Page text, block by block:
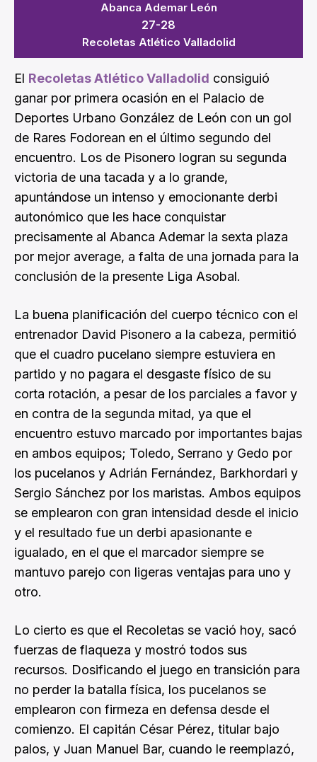
Abanca Ademar León
27-28
Recoletas Atlético Valladolid
El Recoletas Atlético Valladolid consiguió
ganar por primera ocasión en el Palacio de
Deportes Urbano González de León con un gol
de Rares Fodorean en el último segundo del
encuentro. Los de Pisonero logran su segunda
victoria de una tacada y a lo grande,
apuntándose un intenso y emocionante derbi
autonómico que les hace conquistar
precisamente al Abanca Ademar la sexta plaza
por mejor average, a falta de una jornada para la
conclusión de la presente Liga Asobal.
La buena planificación del cuerpo técnico con el
entrenador David Pisonero a la cabeza, permitió
que el cuadro pucelano siempre estuviera en
partido y no pagara el desgaste físico de su
corta rotación, a pesar de los parciales a favor y
en contra de la segunda mitad, ya que el
encuentro estuvo marcado por importantes bajas
en ambos equipos; Toledo, Serrano y Gedo por
los pucelanos y Adrián Fernández, Barkhordari y
Sergio Sánchez por los maristas. Ambos equipos
se emplearon con gran intensidad desde el inicio
y el resultado fue un derbi apasionante e
igualado, en el que el marcador siempre se
mantuvo parejo con ligeras ventajas para uno y
otro.
Lo cierto es que el Recoletas se vació hoy, sacó
fuerzas de flaqueza y mostró todos sus
recursos. Dosificando el juego en transición para
no perder la batalla física, los pucelanos se
emplearon con firmeza en defensa desde el
comienzo. El capitán César Pérez, titular bajo
palos, y Juan Manuel Bar, cuando le reemplazó,